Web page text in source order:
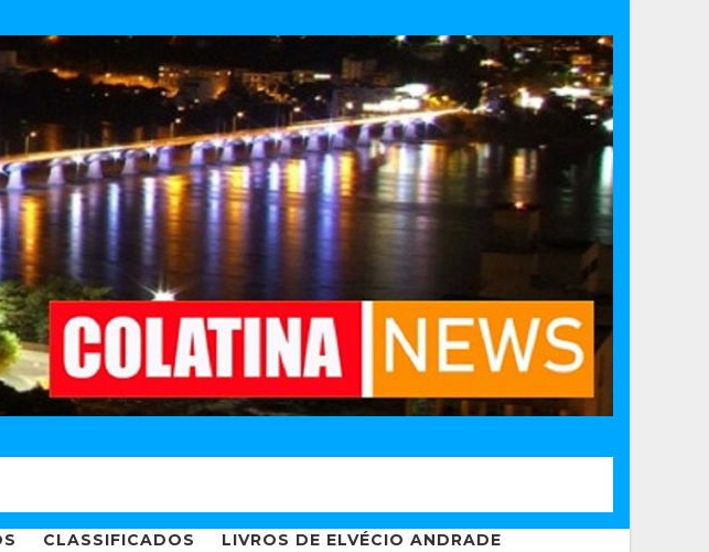
CLASSIFICADOS LIVROS DE ELVÉCIO ANDRADE